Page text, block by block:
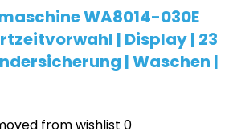
WA8014-030E
| Display | 23
| Waschen |
from wishlist 0